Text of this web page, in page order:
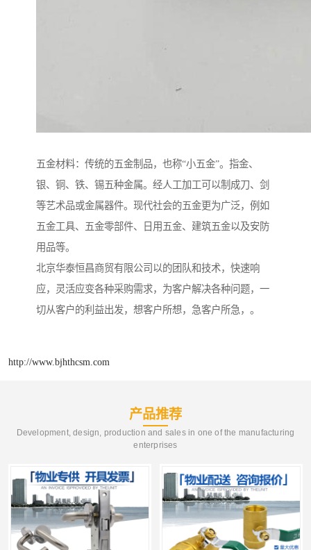
五金材料：传统的五金制品，也称“小五金”。指金、
银、铜、铁、锡五种金属。经人工加工可以制成刀、剑
等艺术品或金属器件。现代社会的五金更为广泛，例如
五金工具、五金零部件、日用五金、建筑五金以及安防
用品等。
北京华泰恒昌商贸有限公司以的团队和技术，快速响
应，灵活应变各种采购需求，为客户解决各种问题，一
切从客户的利益出发，想客户所想，急客户所急，。
http://www.bjhthcsm.com
产品推荐
Development, design, production and sales in one of the manufacturing
enterprises